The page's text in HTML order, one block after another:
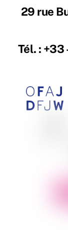
29 rue
Tél. :